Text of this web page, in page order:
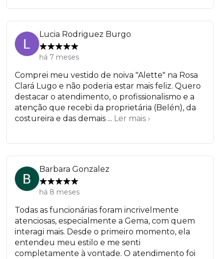
Lucia Rodriguez Burgo
há 7 meses
Comprei meu vestido de noiva "Alette" na Rosa
Clará Lugo e não poderia estar mais feliz. Quero
destacar o atendimento, o profissionalismo e a
atenção que recebi da proprietária (Belén), da
costureira e das demais ... Ler mais ›
Barbara Gonzalez
há 8 meses
Todas as funcionárias foram incrivelmente
atenciosas, especialmente a Gema, com quem
interagi mais. Desde o primeiro momento, ela
entendeu meu estilo e me senti
completamente à vontade. O atendimento foi